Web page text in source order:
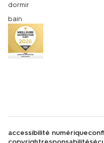
dormir
bain
accessibilité numérique